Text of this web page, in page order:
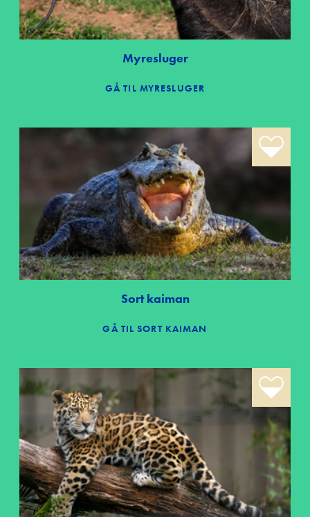
Myresluger
GÅ TIL MYRESLUGER
Sort kaiman
GÅ TIL SORT KAIMAN